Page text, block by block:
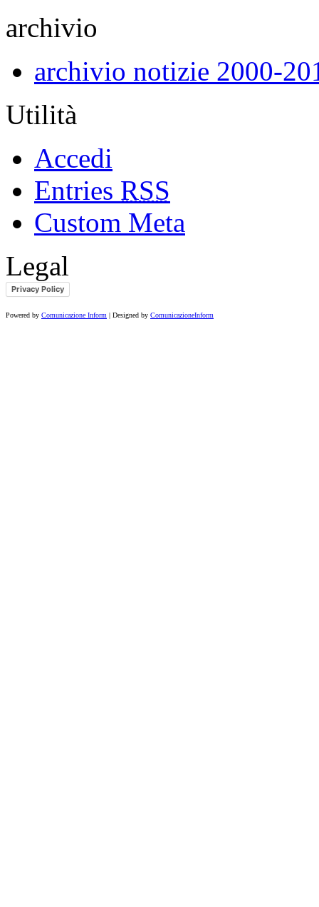
archivio
archivio notizie 2000-
Utilità
Accedi
Entries RSS
Custom Meta
Legal
Privacy Policy
Powered by Comunicazione Inform | Designed by ComunicazioneInform